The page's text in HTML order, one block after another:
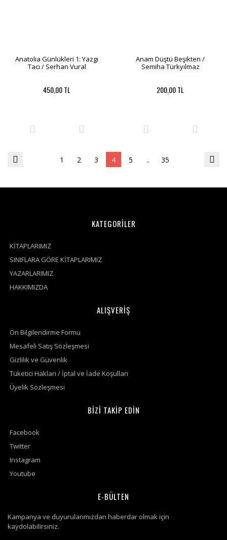
Anatolia Günlükleri 1: Yazgı
Tacı / Serhan Vural
450,00 TL
Anam Düştü Beşikten /
Semiha Türkyılmaz
200,00 TL
1 2 3 4 5 .. 35
KATEGORİLER
KİTAPLARIMIZ
SINIFLARA GÖRE KİTAPLARIMIZ
YAZARLARIMIZ
HAKKIMIZDA
ALIŞVERİŞ
Ön Bilgilendirme Formu
Mesafeli Satış Sözleşmesi
Gizlilik ve Güvenlik
Tüketici Hakları / İptal ve İade Koşulları
Üyelik Sözleşmesi
BİZİ TAKİP EDİN
Facebook
Twitter
Instagram
Youtube
E-BÜLTEN
Kampanya ve duyurularımızdan haberdar olmak için
kaydolabilirsiniz.